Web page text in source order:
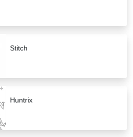
Stitch
Huntrix